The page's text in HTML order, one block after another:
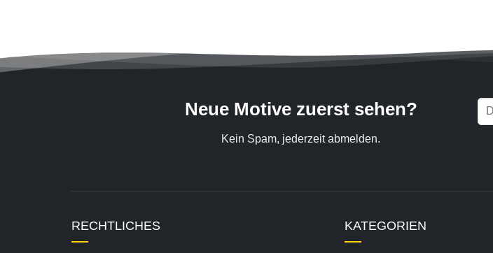
Neue Motive zuerst sehen?
Kein Spam, jederzeit abmelden.
RECHTLICHES KATEGORIEN